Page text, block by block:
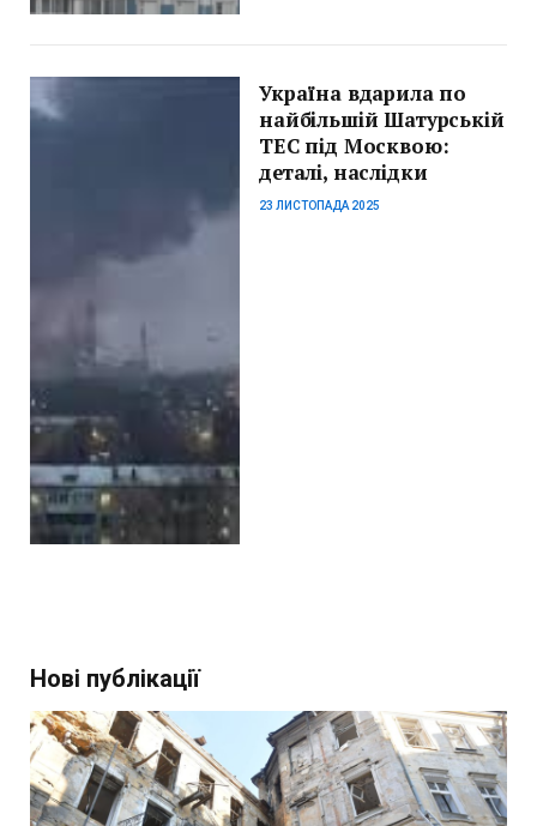
Україна вдарила по
найбільшій Шатурській
ТЕС під Москвою:
деталі, наслідки
23 ЛИСТОПАДА 2025
Нові публікації